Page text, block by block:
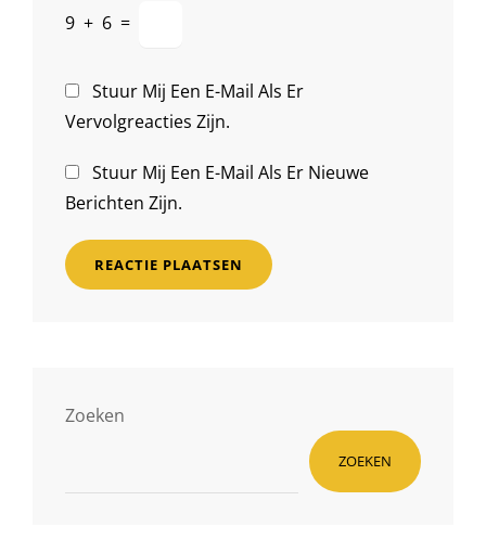
9 + 6 =
Stuur Mij Een E-Mail Als Er
Vervolgreacties Zijn.
Stuur Mij Een E-Mail Als Er Nieuwe
Berichten Zijn.
Zoeken
ZOEKEN